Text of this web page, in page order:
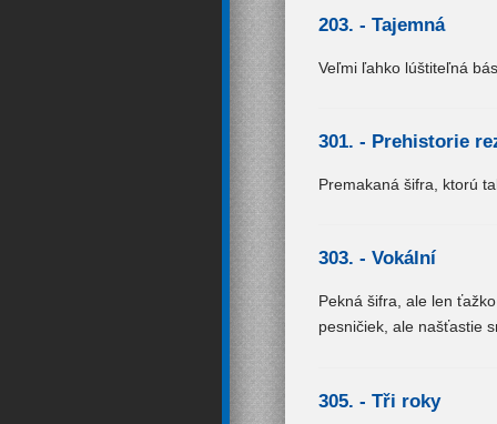
203. - Tajemná
Veľmi ľahko lúštiteľná
301. - Prehistorie
Premakaná šifra, ktorú
303. - Vokální
Pekná šifra, ale len
pesničiek, ale našťastie
305. - Tři roky